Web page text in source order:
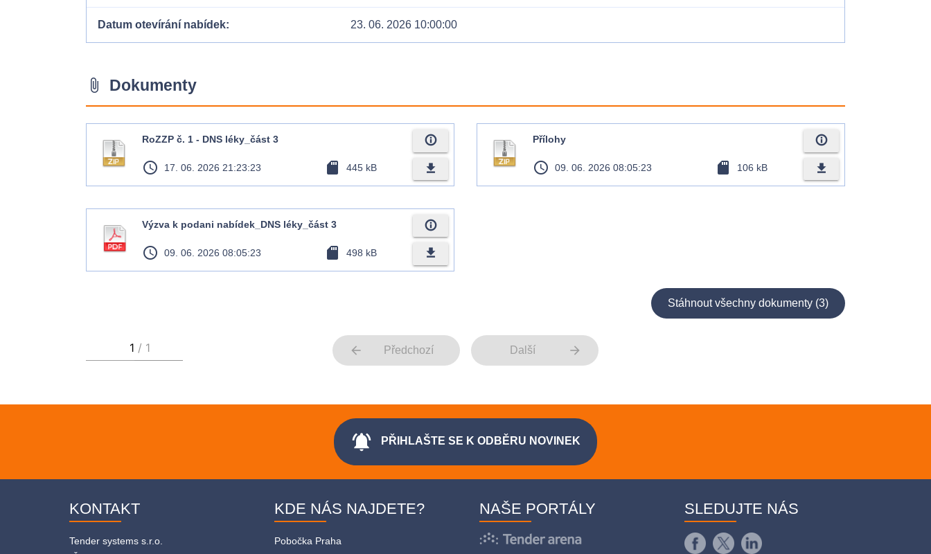
Datum otevírání nabídek 23. 06. 2026 10:00:00
attach_file Dokumenty
RoZZP č. 1 - DNS léky_část 3
access_time 17. 06. 2026 21:23:23 sd_card 445 kB
info_outline
file_download
Přílohy
access_time 09. 06. 2026 08:05:23 sd_card 106 kB
info_outline
file_download
Výzva k podani nabídek_DNS léky_část 3
access_time 09. 06. 2026 08:05:23 sd_card 498 kB
info_outline
file_download
Stáhnout všechny dokumenty (3)
arrow_back Předchozí Další arrow_forward
notifications_active PŘIHLAŠTE SE K ODBĚRU NOVINEK
KONTAKT
Tender systems s.r.o.
KDE NÁS NAJDETE?
Pobočka Praha
NAŠE PORTÁLY SLEDUJTE NÁS